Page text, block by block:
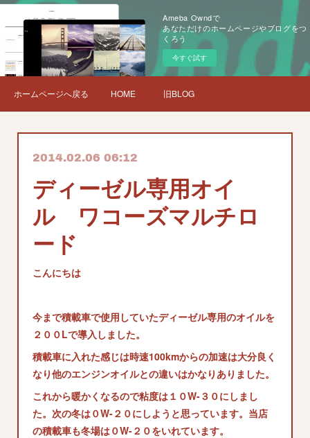
Ameba Owndで
あなただけのホームページやブログをつ
くろう
今すぐ試す
ホームページへ戻る HOME 旧BLOG
2014.02.06 06:12
ディーゼル専用オイ
ル ワコーズマルチロ
ード
こんにちは
今まで積載車で使用していたディーゼル専用のオイルを
２００Lで導入しました。
積載車に入れた感じは時速100kmからの加速は大分良く
なり他のエンジンオイルとの違いはかなりありました。
これから暖かくなるので粘度は１０W-３０にしまし
た。次の冬は０W-２０にしようと思っています。当店
の積載車も冬場は０W-２０をいれています。